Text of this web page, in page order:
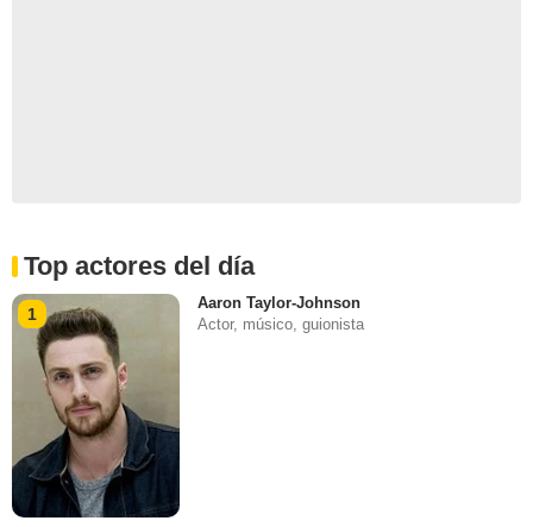
Top actores del día
1
Aaron Taylor-Johnson
Actor, músico, guionista